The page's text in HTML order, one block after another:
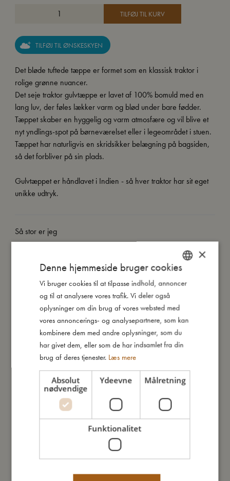
TILFØJ TIL KURV
TILFØJ TIL ØNSKESKYEN
Det bløde tuftede tæppe er formet som en klassisk traktor i
rolige grønne nuancer.
Det seje traktor gulvtæppe er lavet af 100% bomuld med en
lang luv, der føles lækker varm og blød under bare fødder.
Tæppet skaber en hyggelig og varm atmosfære og vil blive et
nyt yndlings-spot på børneværelset eller i legeområdet i stuen.
Tæppet har naturligvis en skridsikker belægning på bagsiden,
så det forbliver på sin plads.
Gulvtæppet er håndlavet i Indien - så hver traktor har sit eget
unikke udtryk.
Så stor er jeg
Jeg er lavet af
Sådan plejer du mig
Mine data
Du vil måske også kunne lide
DANISH
GERMAN
×
Denne hjemmeside bruger cookies
Vi bruger cookies til at tilpasse indhold, annoncer
og til at analysere vores trafik. Vi deler også
oplysninger om din brug af vores websted med
vores annoncerings- og analysepartnere, som kan
kombinere dem med andre oplysninger, som du
har givet dem, eller som de har indsamlet fra din
brug af deres tjenester. Læs mere
Absolut
nødvendige
Ydeevne Målretning
Funktionalitet